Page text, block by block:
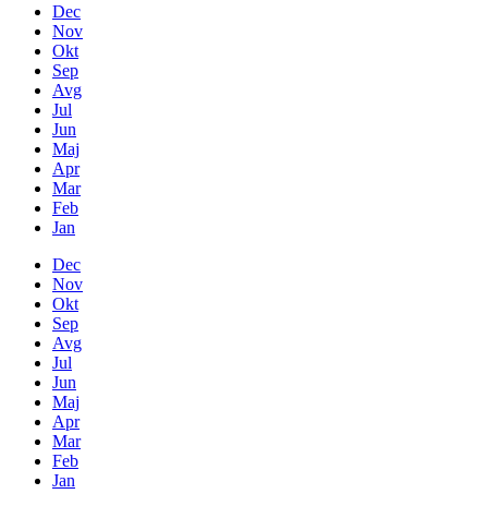
Dec
Nov
Okt
Sep
Avg
Jul
Jun
Maj
Apr
Mar
Feb
Jan
Dec
Nov
Okt
Sep
Avg
Jul
Jun
Maj
Apr
Mar
Feb
Jan